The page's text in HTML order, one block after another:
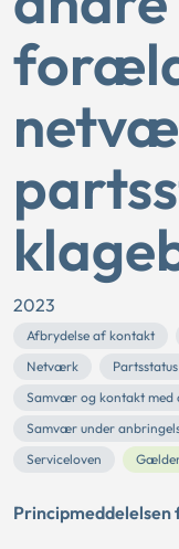
2023
Afbrydelse af kontakt
Netværk
Partsstatus
Samvær og kontakt
Samvær under
Serviceloven
Principmeddelelsen